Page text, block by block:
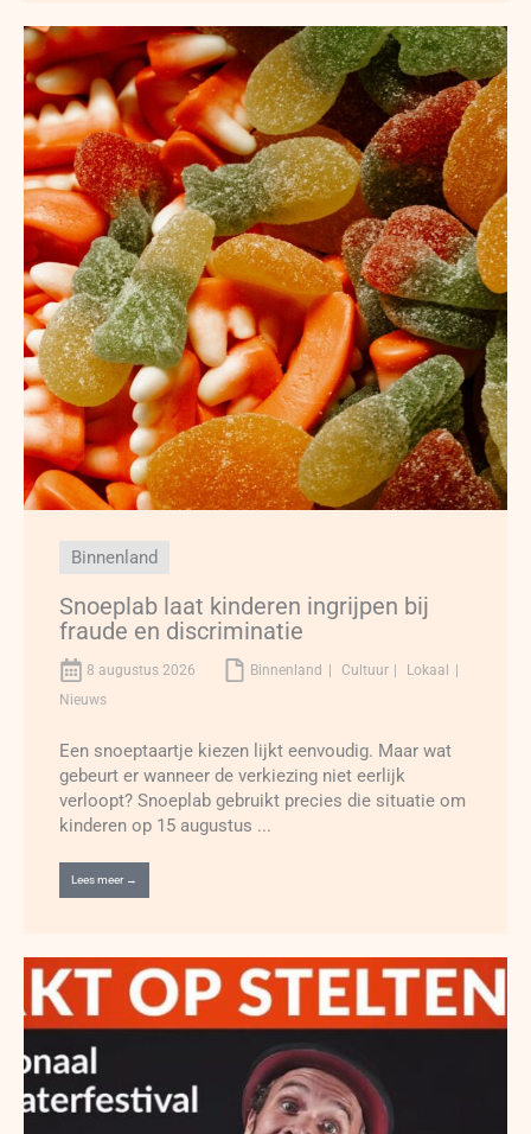
Binnenland
Snoeplab laat kinderen ingrijpen bij
fraude en discriminatie
8 augustus 2026 Binnenland Cultuur
Lokaal
Nieuws
Een snoeptaartje kiezen lijkt eenvoudig. Maar wat
gebeurt er wanneer de verkiezing niet eerlijk
verloopt? Snoeplab gebruikt precies die situatie om
kinderen op 15 augustus ...
Lees meer →